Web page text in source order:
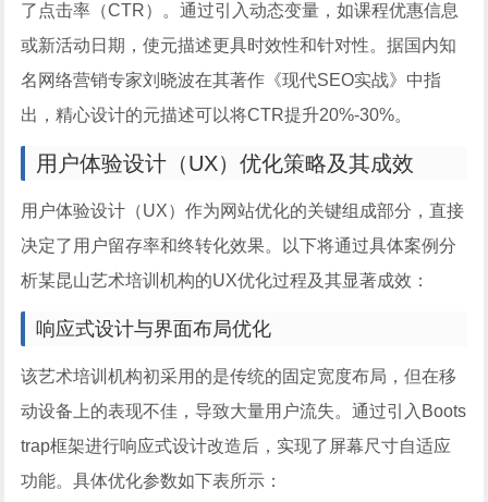
了点击率（CTR）。通过引入动态变量，如课程优惠信息
或新活动日期，使元描述更具时效性和针对性。据国内知
名网络营销专家刘晓波在其著作《现代SEO实战》中指
出，精心设计的元描述可以将CTR提升20%-30%。
用户体验设计（UX）优化策略及其成效
用户体验设计（UX）作为网站优化的关键组成部分，直接
决定了用户留存率和终转化效果。以下将通过具体案例分
析某昆山艺术培训机构的UX优化过程及其显著成效：
响应式设计与界面布局优化
该艺术培训机构初采用的是传统的固定宽度布局，但在移
动设备上的表现不佳，导致大量用户流失。通过引入Boots
trap框架进行响应式设计改造后，实现了屏幕尺寸自适应
功能。具体优化参数如下表所示：